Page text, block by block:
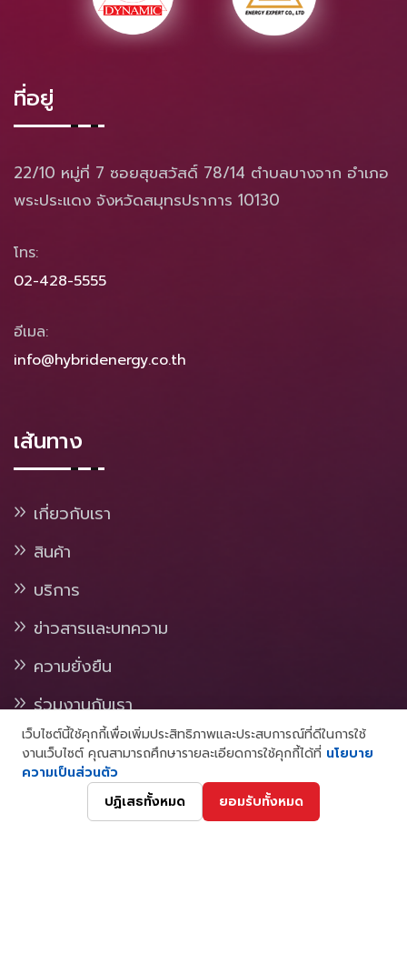
ที่อยู่
22/10 หมู่ที่ 7 ซอยสุขสวัสดิ์ 78/14 ตำบลบางจาก อำเภอ
พระประแดง จังหวัดสมุทรปราการ 10130
โทร:
02-428-5555
อีเมล:
info@hybridenergy.co.th
เส้นทาง
เกี่ยวกับเรา
สินค้า
บริการ
ข่าวสารและบทความ
ความยั่งยืน
ร่วมงานกับเรา
เว็บไซต์นี้ใช้คุกกี้เพื่อเพิ่มประสิทธิภาพและประสบการณ์ที่ดีในการใช้
งานเว็บไซต์ คุณสามารถศึกษารายละเอียดการใช้คุกกี้ได้ที่ นโยบาย
ความเป็นส่วนตัว
ปฏิเสธทั้งหมด
ยอมรับทั้งหมด